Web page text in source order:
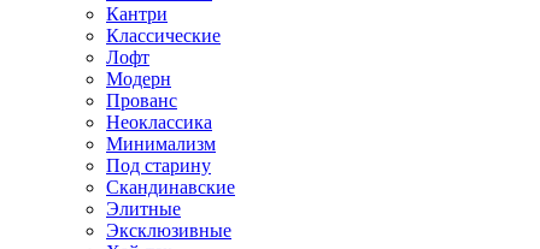
Кантри
Классические
Лофт
Модерн
Прованс
Неоклассика
Минимализм
Под старину
Скандинавские
Элитные
Эксклюзивные